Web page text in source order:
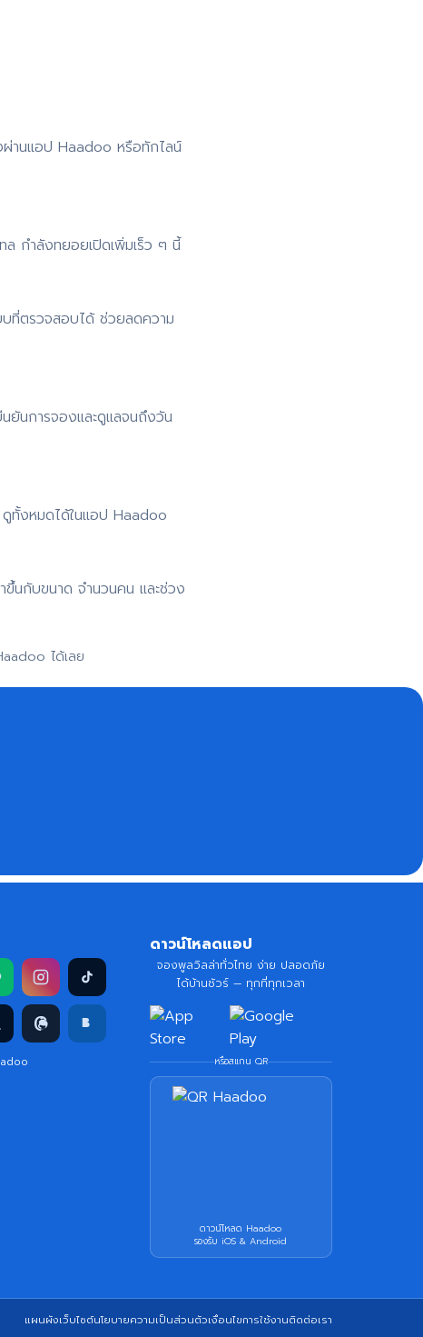
านแอป Haadoo หรือทักไลน์
กำลังทยอยเปิดเพิ่มเร็ว ๆ นี้
ที่ตรวจสอบได้ ช่วยลดความ
ยันการจองและดูแลจนถึงวัน
ทั้งหมดได้ในแอป Haadoo
นกับขนาด จำนวนคน และช่วง
ได้เลย
ดาวน์โหลดแอป
จองพูลวิลล่าทั่วไทย ง่าย ปลอดภัย
ได้บ้านชัวร์ — ทุกที่ทุกเวลา
หรือสแกน QR
ดาวน์โหลด Haadoo
รองรับ iOS & Android
แผนผังเว็บไซต์นโยบายความเป็นส่วนตัวเงื่อนไขการใช้งานติดต่อเรา